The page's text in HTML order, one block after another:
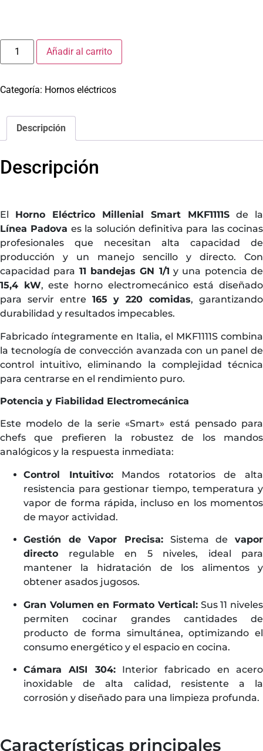
Añadir al carrito
Categoría: Hornos eléctricos
Descripción
Descripción
El Horno Eléctrico Millenial Smart MKF1111S de la
Línea Padova es la solución definitiva para las cocinas
profesionales que necesitan alta capacidad de
producción y un manejo sencillo y directo. Con
capacidad para 11 bandejas GN 1/1 y una potencia de
15,4 kW, este horno electromecánico está diseñado
para servir entre 165 y 220 comidas, garantizando
durabilidad y resultados impecables.
Fabricado íntegramente en Italia, el MKF1111S combina
la tecnología de convección avanzada con un panel de
control intuitivo, eliminando la complejidad técnica
para centrarse en el rendimiento puro.
Potencia y Fiabilidad Electromecánica
Este modelo de la serie «Smart» está pensado para
chefs que prefieren la robustez de los mandos
analógicos y la respuesta inmediata:
Control Intuitivo:Mandos rotatorios de alta
resistencia para gestionar tiempo, temperatura y
vapor de forma rápida, incluso en los momentos
de mayor actividad.
Gestión de Vapor Precisa: Sistema de vapor
directo regulable en 5 niveles, ideal para
mantener la hidratación de los alimentos y
obtener asados jugosos.
Gran Volumen en Formato Vertical:Sus 11 niveles
permiten cocinar grandes cantidades de
producto de forma simultánea, optimizando el
consumo energético y el espacio en cocina.
Cámara AISI 304:Interior fabricado en acero
inoxidable de alta calidad, resistente a la
corrosión y diseñado para una limpieza profunda.
Características principales